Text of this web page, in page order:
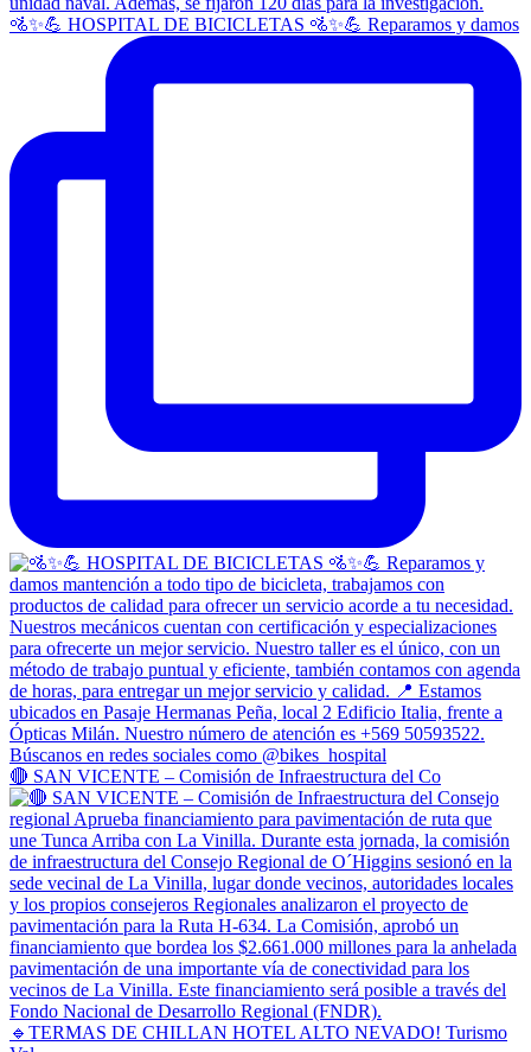
🚵✨💪 HOSPITAL DE BICICLETAS 🚵✨💪 Reparamos y damos
🔴 SAN VICENTE – Comisión de Infraestructura del Co
🔹TERMAS DE CHILLAN HOTEL ALTO NEVADO! Turismo